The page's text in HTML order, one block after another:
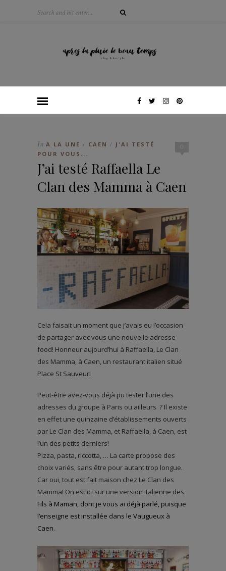
0
In A LA UNE / CAEN /
J'AI TESTÉ
POUR VOUS...
J’ai testé Raffaella Le
Clan des Mamma à Caen
Cela faisait un moment que j’avais eu l’occasion
de partager avec vous une nouvelle adresse
food! Honneur aujourd’hui à Raffaella, Le Clan
des Mamma, à Caen, un restaurant italien situé
Place St Sauveur!
Peut-être avez-vous déjà pu tester l’une des
adresses du groupe à Paris ou ailleurs ? Il existe
en effet une quinzaine d’établissements ouverts
par Le Clan des Mamma, et Raffaella, à Caen, est
l’un des petits derniers!
Pizza, pasta, riccotta, … La carte propose des
choix variés, sans être pour autant trop longue.
Car oui, tout est fait maison chez Le Clan des
Mamma! On est ici sur une version italienne des
Fils à Maman, dont je vous ai déjà parlé, puisque
l’enseigne est installée dans le Vaugueux à
Caen.